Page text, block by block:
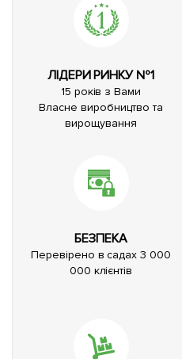
ЛІДЕРИ РИНКУ №1
15 років з Вами
Власне виробництво та
вирощування
БЕЗПЕКА
Перевірено в садах 3 000
000 клієнтів